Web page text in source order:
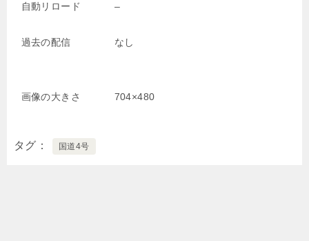
自動リロード –
過去の配信 なし
画像の大きさ 704×480
タグ 国道4号